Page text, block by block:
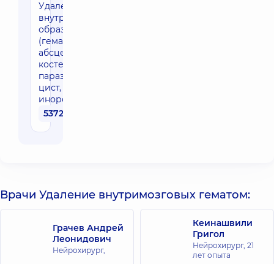
Удаление
внутримозговых
образований
(гематом,
абсцессов,
костей,
паразитарных
цист,
инородных тел)
53720 грн
Врачи Удаление внутримозговых гематом:
Грачев Андрей
Леонидович
Нейрохирург,
Кеинашвили
Григол
Нейрохирург, 21
лет опыта